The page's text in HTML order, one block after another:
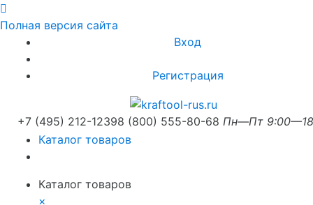
Полная версия сайта
Вход
Регистрация
+7 (495) 212-12398 (800) 555-80-68 Пн—Пт
Каталог товаров
Каталог товаров
×